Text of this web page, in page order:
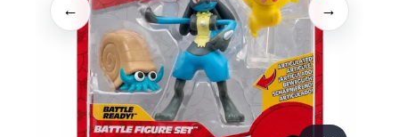
← →